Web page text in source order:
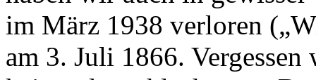
im März 1938 verloren
am 3. Juli 1866.